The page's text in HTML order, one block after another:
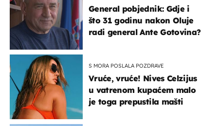
General pobjednik: Gdje i
što 31 godinu nakon Oluje
radi general Ante Gotovina?
S MORA POSLALA POZDRAVE
Vruće, vruće! Nives Celzijus
u vatrenom kupaćem malo
je toga prepustila mašti